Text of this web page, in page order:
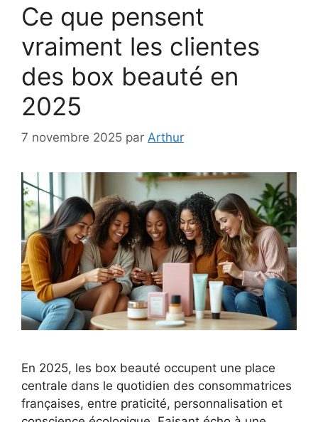
Ce que pensent
vraiment les clientes
des box beauté en
2025
7 novembre 2025 par Arthur
En 2025, les box beauté occupent une place
centrale dans le quotidien des consommatrices
françaises, entre praticité, personnalisation et